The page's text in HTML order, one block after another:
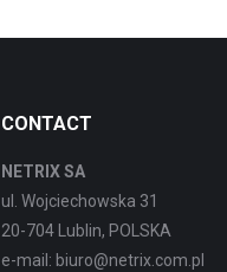
CONTACT
NETRIX SA
ul. Wojciechowska 31
20-704 Lublin, POLSKA
e-mail: biuro@netrix.com.pl